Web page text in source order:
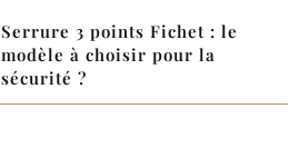
Serrure 3 points Fichet : le
modèle à choisir pour la
sécurité ?